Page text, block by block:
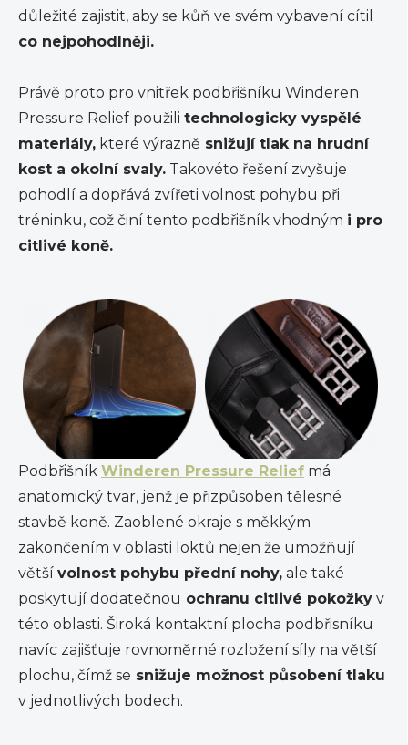
důležité zajistit, aby se kůň ve svém vybavení cítil
co nejpohodlněji.
Právě proto pro vnitřek podbřišníku Winderen
Pressure Relief použili technologicky vyspělé
materiály, které výrazně snižují tlak na hrudní
kost a okolní svaly. Takovéto řešení zvyšuje
pohodlí a dopřává zvířeti volnost pohybu při
tréninku, což činí tento podbřišník vhodným i pro
citlivé koně.
Podbřišník Winderen Pressure Relief má
anatomický tvar, jenž je přizpůsoben tělesné
stavbě koně. Zaoblené okraje s měkkým
zakončením v oblasti loktů nejen že umožňují
větší volnost pohybu přední nohy, ale také
poskytují dodatečnou ochranu citlivé pokožky v
této oblasti. Široká kontaktní plocha podbřisníku
navíc zajišťuje rovnoměrné rozložení síly na větší
plochu, čímž se snižuje možnost působení tlaku
v jednotlivých bodech.